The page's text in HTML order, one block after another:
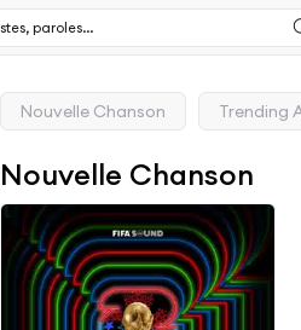
Nouvelle Chanson Trending
Nouvelle Chanson